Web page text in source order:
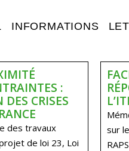
INFORMATIONS
:
DES CRISES
des travaux
de loi 23, Loi
sur